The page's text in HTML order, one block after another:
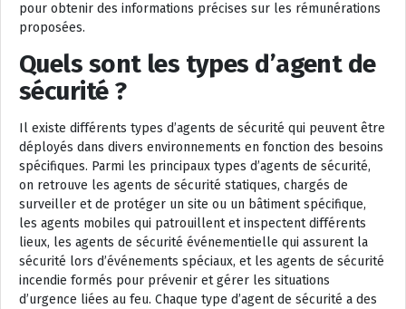
pour obtenir des informations précises sur les rémunérations
proposées.
Quels sont les types d’agent de
sécurité ?
Il existe différents types d’agents de sécurité qui peuvent être
déployés dans divers environnements en fonction des besoins
spécifiques. Parmi les principaux types d’agents de sécurité,
on retrouve les agents de sécurité statiques, chargés de
surveiller et de protéger un site ou un bâtiment spécifique,
les agents mobiles qui patrouillent et inspectent différents
lieux, les agents de sécurité événementielle qui assurent la
sécurité lors d’événements spéciaux, et les agents de sécurité
incendie formés pour prévenir et gérer les situations
d’urgence liées au feu. Chaque type d’agent de sécurité a des